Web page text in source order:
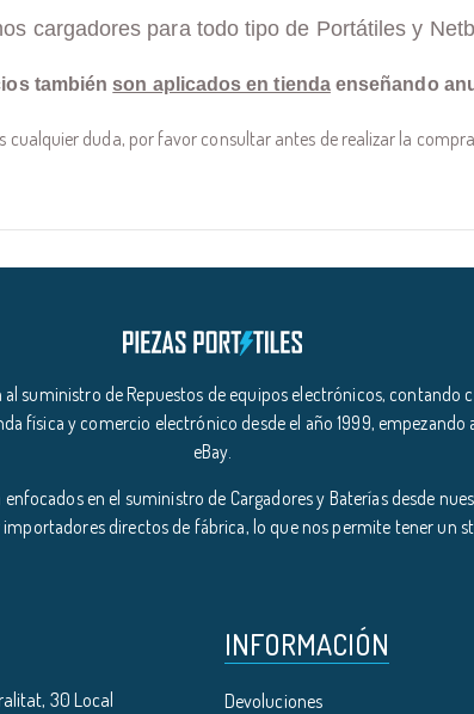
cargadores para todo tipo de Portátiles y
también son aplicados en tienda enseñando
cualquier duda, por favor consultar antes de realizar la compra
suministro de Repuestos de equipos electrónicos, contando
física y comercio electrónico desde el año 1999, empezando
eBay.
en el suministro de Cargadores y Baterías desde
directos de fábrica, lo que nos permite tener un
30 Local
INFORMACIÓN
Devoluciones